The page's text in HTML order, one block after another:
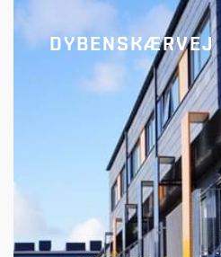
DYBENSKÆRVEJ